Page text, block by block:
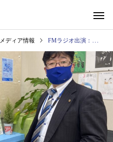
メディア情報 FMラジオ出演：（2021.2.8放送分）「副業解禁？副業のガイドライン、注意点」